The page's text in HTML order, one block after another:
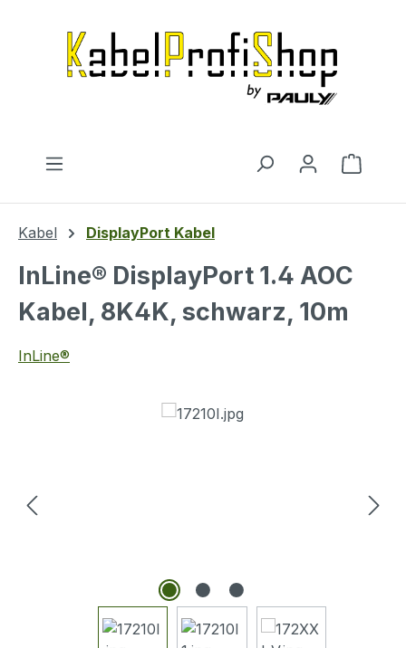
Kabel DisplayPort Kabel
InLine® DisplayPort 1.4 AOC
Kabel, 8K4K, schwarz, 10m
InLine®
Bildergalerie überspringen